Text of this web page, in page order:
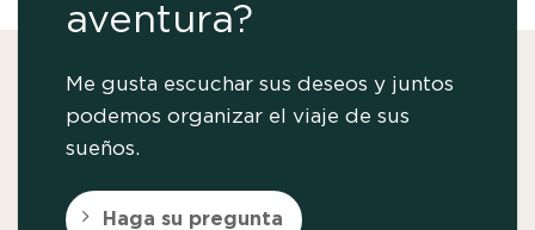
aventura?
Me gusta escuchar sus deseos y juntos
podemos organizar el viaje de sus
sueños.
Haga su pregunta